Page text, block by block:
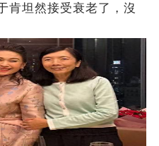
肯坦然接受衰老了，沒